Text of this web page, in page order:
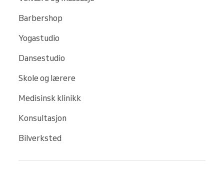
Barbershop
Yogastudio
Dansestudio
Skole og lærere
Medisinsk klinikk
Konsultasjon
Bilverksted